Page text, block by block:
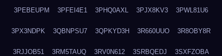
3PEBEUPM 3PFEI4E1 3PHQ0AXL 3PJX8KV3 3PWL81U6
3PX3NDPK 3QBNPSU7 3QPKYD3H 3R660UUO 3R8OBY8R
3RJJOB51 3RM5TAUQ 3RV0N612 3SRBQEDJ 3SXFZOBA